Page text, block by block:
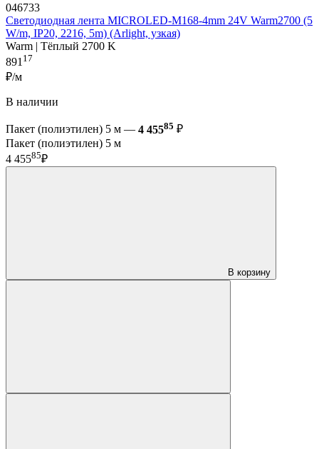
046733
Светодиодная лента MICROLED-M168-4mm 24V Warm2700 (5
W/m, IP20, 2216, 5m) (Arlight, узкая)
Warm | Тёплый 2700 K
891 17
₽/м
В наличии
Пакет (полиэтилен) 5 м — 4 45585 ₽
Пакет (полиэтилен) 5 м
4 45585₽
В корзину